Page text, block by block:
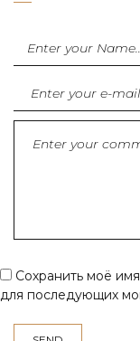
Сохранить моё
для последующих